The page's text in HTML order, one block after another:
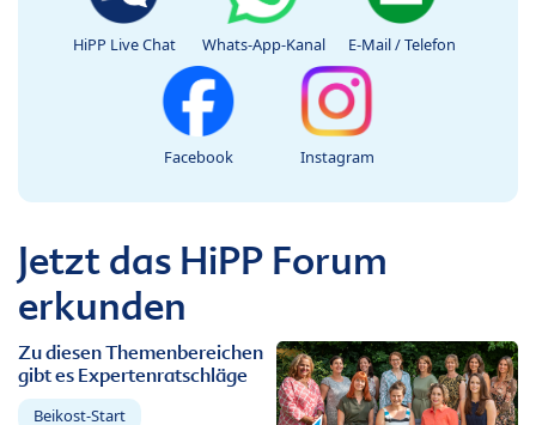
HiPP Live Chat Whats-App-Kanal E-Mail / Telefon
Facebook Instagram
Jetzt das HiPP Forum
erkunden
Zu diesen Themenbereichen
gibt es Expertenratschläge
Beikost-Start